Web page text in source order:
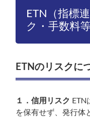
ETN（指標
ク・手数料
ETNのリスクに
１．信用リスク ETN
を保有せず、発行体